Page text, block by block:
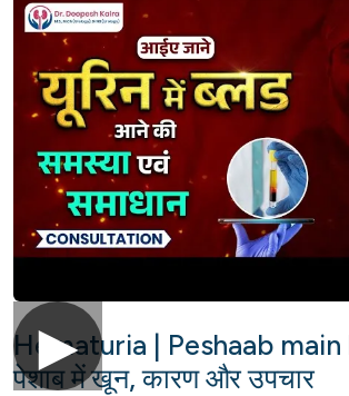
►
Hematuria | Peshaab main
पेशाब में खून, कारण और उपचार